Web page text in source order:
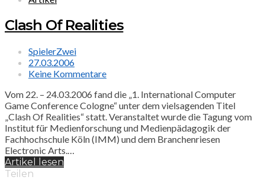
Clash Of Realities
SpielerZwei
27.03.2006
Keine Kommentare
Vom 22. – 24.03.2006 fand die „1. International Computer
Game Conference Cologne“ unter dem vielsagenden Titel
„Clash Of Realities“ statt. Veranstaltet wurde die Tagung vom
Institut für Medienforschung und Medienpädagogik der
Fachhochschule Köln (IMM) und dem Branchenriesen
Electronic Arts.…
Artikel lesen
Teilen